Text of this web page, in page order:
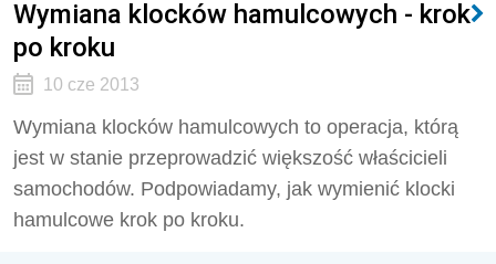
Wymiana klocków hamulcowych - krok
po kroku
10 cze 2013
Wymiana klocków hamulcowych to operacja, którą
jest w stanie przeprowadzić większość właścicieli
samochodów. Podpowiadamy, jak wymienić klocki
hamulcowe krok po kroku.